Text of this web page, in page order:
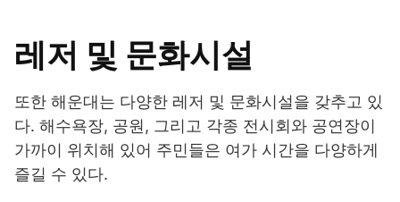
레저 및 문화시설
또한 해운대는 다양한 레저 및 문화시설을 갖추고 있
다. 해수욕장, 공원, 그리고 각종 전시회와 공연장이
가까이 위치해 있어 주민들은 여가 시간을 다양하게
즐길 수 있다.